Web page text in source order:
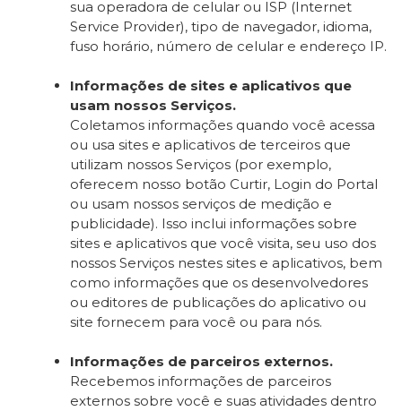
sua operadora de celular ou ISP (Internet
Service Provider), tipo de navegador, idioma,
fuso horário, número de celular e endereço IP.
Informações de sites e aplicativos que
usam nossos Serviços.
Coletamos informações quando você acessa
ou usa sites e aplicativos de terceiros que
utilizam nossos Serviços (por exemplo,
oferecem nosso botão Curtir, Login do Portal
ou usam nossos serviços de medição e
publicidade). Isso inclui informações sobre
sites e aplicativos que você visita, seu uso dos
nossos Serviços nestes sites e aplicativos, bem
como informações que os desenvolvedores
ou editores de publicações do aplicativo ou
site fornecem para você ou para nós.
Informações de parceiros externos.
Recebemos informações de parceiros
externos sobre você e suas atividades dentro